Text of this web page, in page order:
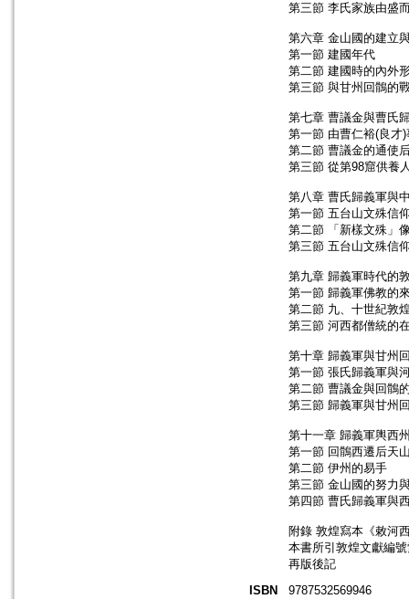
第三節 李氏家族由盛
第六章 金山國的建立
第一節 建國年代
第二節 建國時的內外
第三節 與甘州回鶻的
第七章 曹議金與曹氏
第一節 由曹仁裕(良才
第二節 曹議金的通使
第三節 從第98窟供養
第八章 曹氏歸義軍與
第一節 五台山文殊信
第二節 「新樣文殊」
第三節 五台山文殊信
第九章 歸義軍時代的
第一節 歸義軍佛教的
第二節 九、十世紀敦
第三節 河西都僧統的
第十章 歸義軍與甘州
第一節 張氏歸義軍與
第二節 曹議金與回鶻
第三節 歸義軍與甘州
第十一章 歸義軍輿西
第一節 回鶻西遷后天
第二節 伊州的易手
第三節 金山國的努力
第四節 曹氏歸義軍與
附錄 敦煌寫本《敕河
本書所引敦煌文獻編
再版後記
ISBN
9787532569946